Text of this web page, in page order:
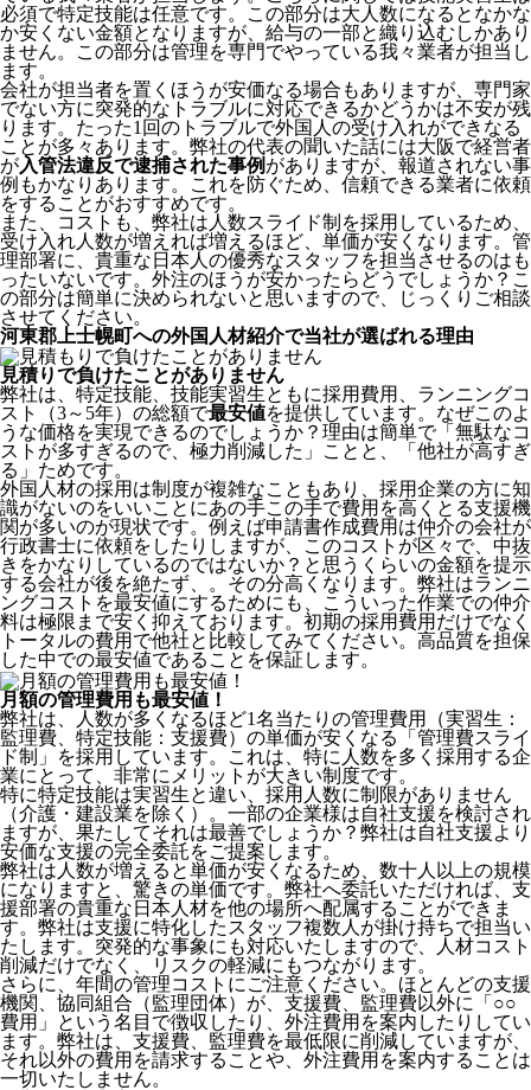
必須で特定技能は任意です。この部分は大人数になるとなかな
か安くない金額となりますが、給与の一部と織り込むしかあり
ません。この部分は管理を専門でやっている我々業者が担当し
ます。
会社が担当者を置くほうが安価なる場合もありますが、専門家
でない方に突発的なトラブルに対応できるかどうかは不安が残
ります。たった1回のトラブルで外国人の受け入れができなる
ことが多々あります。弊社の代表の聞いた話には大阪で経営者
が入管法違反で逮捕された事例 がありますが、報道されない事
例もかなりあります。これを防ぐため、信頼できる業者に依頼
をすることがおすすめです。
また、コストも、弊社は人数スライド制を採用しているため、
受け入れ人数が増えれば増えるほど、単価が安くなります。管
理部署に、貴重な日本人の優秀なスタッフを担当させるのはも
ったいないです。外注のほうが安かったらどうでしょうか？こ
の部分は簡単に決められないと思いますので、じっくりご相談
させてください。
河東郡上士幌町への外国人材紹介で当社が選ばれる理由
見積りで負けたことがありません
弊社は、特定技能、技能実習生ともに採用費用、ランニングコ
スト（3～5年）の総額で最安値を提供しています。なぜこのよ
うな価格を実現できるのでしょうか？理由は簡単で「無駄なコ
ストが多すぎるので、極力削減した」ことと、
「他社が高すぎ
る」 ためです。
外国人材の採用は制度が複雑なこともあり、採用企業の方に知
識がないのをいいことにあの手この手で費用を高くとる支援機
関が多いのが現状です。例えば申請書作成費用は仲介の会社が
行政書士に依頼をしたりしますが、このコストが区々で、中抜
きをかなりしているのではないか？と思うくらいの金額を提示
する会社が後を絶たず、。その分高くなります。弊社はランニ
ングコストを最安値にするためにも、こういった作業での仲介
料は極限まで安く抑えております。 初期の採用費用だけでなく
トータルの費用で他社と比較してみてください。 高品質を担保
した中での最安値であることを保証します。
月額の管理費用も最安値！
弊社は、
人数が多くなるほど1名当たりの管理費用（実習生：
監理費、特定技能：支援費）の単価が安くなる「管理費スライ
ド制」を採用 しています。これは、特に人数を多く採用する企
業にとって、非常にメリットが大きい制度です。
特に特定技能は実習生と違い、採用人数に制限がありません
（介護・建設業を除く）。一部の企業様は自社支援を検討され
ますが、果たしてそれは最善でしょうか？弊社は自社支援より
安価な支援の完全委託をご提案します。
弊社は人数が増えると単価が安くなるため、数十人以上の規模
になりますと、驚きの単価です。弊社へ委託いただければ、支
援部署の貴重な日本人材を他の場所へ配属することができま
す。弊社は支援に特化したスタッフ複数人が掛け持ちで担当い
たします。突発的な事象にも対応いたしますので、人材コスト
削減だけでなく、リスクの軽減にもつながります。
さらに、年間の管理コストにご注意ください。ほとんどの支援
機関、協同組合（監理団体）が、支援費、監理費以外に「○○
費用」という名目で徴収したり、外注費用を案内したりしてい
ます。弊社は、支援費、監理費を最低限に削減していますが、
それ以外の費用を請求することや、外注費用を案内することは
一切いたしません。